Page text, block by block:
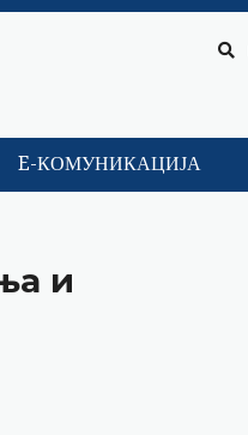
E-КОМУНИКАЦИЈА
и